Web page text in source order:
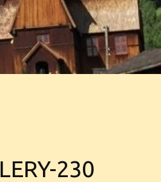
230